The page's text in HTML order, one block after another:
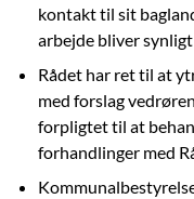
kontakt til sit
arbejde bliver
Rådet har ret til at
med forslag
forpligtet til at
forhandlinger med